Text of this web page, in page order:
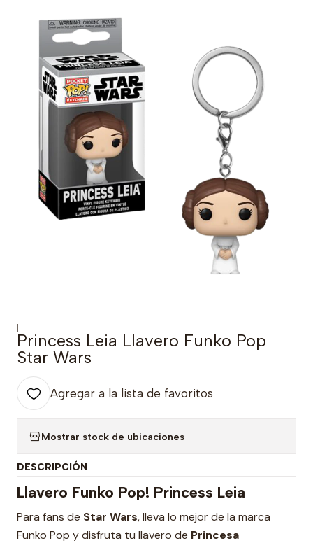
|
Princess Leia Llavero Funko Pop
Star Wars
Agregar a la lista de favoritos
Mostrar stock de ubicaciones
DESCRIPCIÓN
Llavero Funko Pop! Princess Leia
Para fans de Star Wars, lleva lo mejor de la marca
Funko Pop y disfruta tu llavero de Princesa